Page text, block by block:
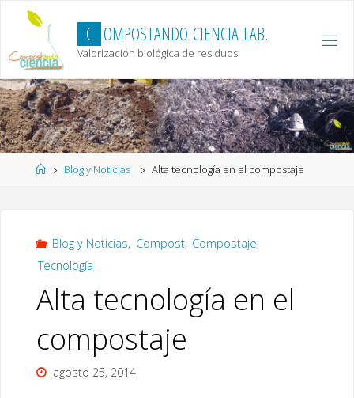
content
C OMPOSTANDO CIENCIA LAB.
Valorización biológica de residuos
HomeBlog y Noticias Alta tecnología en el compostaje
Blog y Noticias, Compost, Compostaje,
Tecnología
Alta tecnología en el
compostaje
agosto 25, 2014